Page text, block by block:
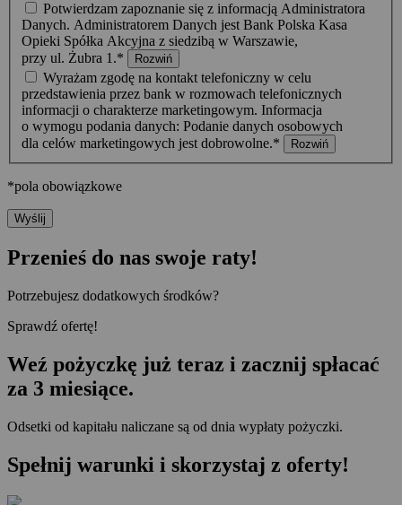
Potwierdzam zapoznanie się z informacją Administratora
Danych. Administratorem Danych jest Bank Polska Kasa
Opieki Spółka Akcyjna z siedzibą w Warszawie,
przy ul. Żubra 1.*
Rozwiń
Wyrażam zgodę na kontakt telefoniczny w celu
przedstawienia przez bank w rozmowach telefonicznych
informacji o charakterze marketingowym. Informacja
o wymogu podania danych: Podanie danych osobowych
dla celów marketingowych jest dobrowolne.*
Rozwiń
*pola obowiązkowe
Wyślij
Przenieś do nas swoje raty!
Potrzebujesz dodatkowych środków?
Sprawdź ofertę!
Weź pożyczkę już teraz i zacznij spłacać
za 3 miesiące.
Odsetki od kapitału naliczane są od dnia wypłaty pożyczki.
Spełnij warunki i skorzystaj z oferty!